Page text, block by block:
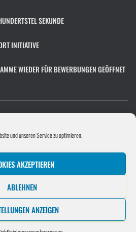
und unseren Service zu optimieren.
AKZEPTIEREN
ABLEHNEN
ANZEIGEN
SEKUNDE
INITIATIVE
WIEDER FÜR BEWERBUNGEN GEÖFFNET
UNTERNEHMEN
vonThemeIsle